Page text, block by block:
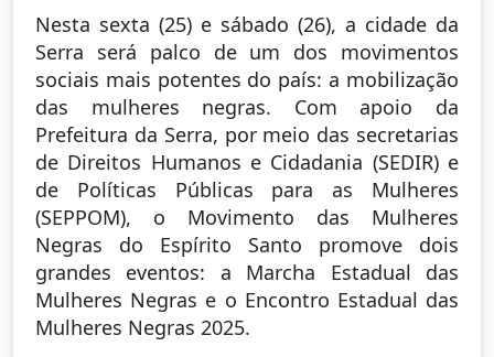
Nesta sexta (25) e sábado (26), a cidade da
Serra será palco de um dos movimentos
sociais mais potentes do país: a mobilização
das mulheres negras. Com apoio da
Prefeitura da Serra, por meio das secretarias
de Direitos Humanos e Cidadania (SEDIR) e
de Políticas Públicas para as Mulheres
(SEPPOM), o Movimento das Mulheres
Negras do Espírito Santo promove dois
grandes eventos: a Marcha Estadual das
Mulheres Negras e o Encontro Estadual das
Mulheres Negras 2025.